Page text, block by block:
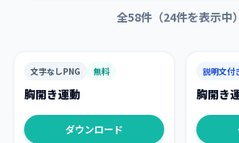
全58件（24件を表示中）
文字なしPNG 無料
胸開き運動
ダウンロード
説明文付
胸開き